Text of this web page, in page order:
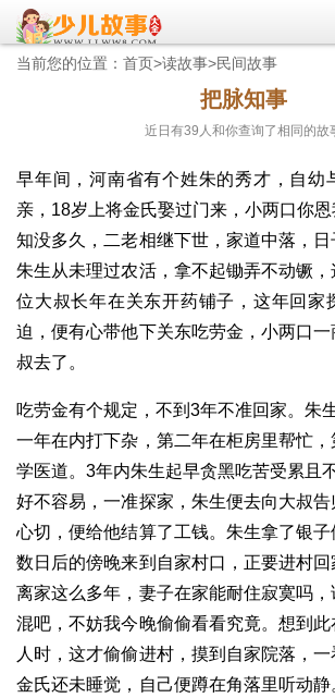
当前您的位置： 首页>读故事>民间故事
把脉知事
近日有39 人和你查询了相同的故
早年间，河南省有个姓朱的秀才，自幼
亲，18岁上将金氏娶过门来，小两口你
知没多久，二老相继下世，家道中落，日
朱生从未理过农活，拿不起锄弄不动镢
位大叔长年在关东开药铺子，这年回家
迫，便有心带他下关东吃劳金，小两口
叔去了。
吃劳金有个规定，不到3年不准回家。朱
一年在内打下杂，第二年在柜房里帮忙
学医道。3年内朱生起早贪黑吃苦受累且
好不容易，一准探家，朱生便去向大叔
心切，便给他结算了工钱。朱生拿了银子
数日后的傍晚来到自家村口，正要进村
离家这么多年，妻子在家能耐住寂寞吗
混吧，不妨我今晚偷偷看看究竟。想到
人时，这才偷偷进村，摸到自家院落，一
金氏还未睡觉，自己便蹲在角落里听动